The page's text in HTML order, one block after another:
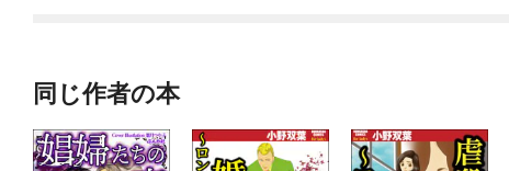
同じ作者の本